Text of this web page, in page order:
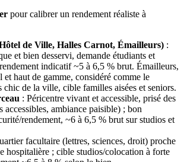
pour calibrer un rendement réaliste à
de Ville, Halles Carnot, Émailleurs) :
et bien desservi, demande étudiants et
indicatif ~5 à 6,5 % brut. Émailleurs,
et haut de gamme, considéré comme le
chic de la ville, cible familles aisées et seniors.
: Péricentre vivant et accessible, prisé des
accessibles, ambiance paisible) ; bon
rendement, ~6 à 6,5 % brut sur studios et
facultaire (lettres, sciences, droit) proche
hospitalière ; cible studios/colocation à forte